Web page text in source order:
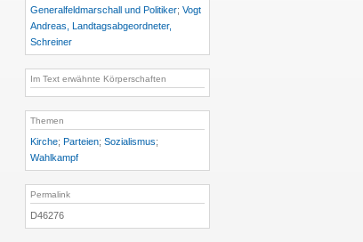
Generalfeldmarschall und Politiker; Vogt
Andreas, Landtagsabgeordneter,
Schreiner
Im Text erwähnte Körperschaften
Themen
Kirche; Parteien; Sozialismus;
Wahlkampf
Permalink
D46276